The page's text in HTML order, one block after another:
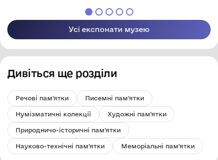
Усі експонати музею
Дивіться ще розділи
Речові пам'ятки Писемні пам'ятки
Нумізматичні колекції Художні пам'ятки
Природничо-історичні пам'ятки
Науково-технічні пам'ятки Меморіальні пам'ятки